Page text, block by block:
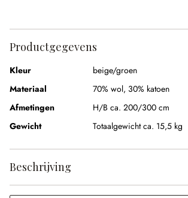
Productgegevens
Kleur
beige/groen
Materiaal
70% wol, 30% katoen
Afmetingen
H/B ca. 200/300 cm
Gewicht
Totaalgewicht ca. 15,5 kg
Beschrijving